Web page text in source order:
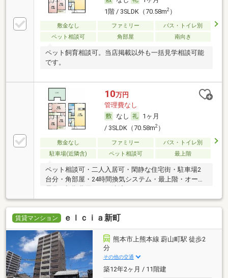
1階 / 3SLDK（70.58m2）
敷金なし ファミリー
バス・トイレ別
ペット相談可
角部屋 南向き
ペット飼育相談可。当店掲載以外も一括見学相談可能
です。
10万円
管理費なし
なし
1ヶ月
/ 3SLDK（70.58m2）
敷金なし ファミリー
バス・トイレ別
駐車場(近隣含)
ペット相談可 最上階
ペット相談可・二人入居可・閑静な住宅街・駐車場2
台分・角部屋・24時間換気システム・最上階・オール
電化・初期費用カード決済可
賃貸マンション ｅｌｃｉａ新町
熊本市上熊本線 蔚山町駅 徒歩2
分
その他の交通
築12年2ヶ月 / 11階建